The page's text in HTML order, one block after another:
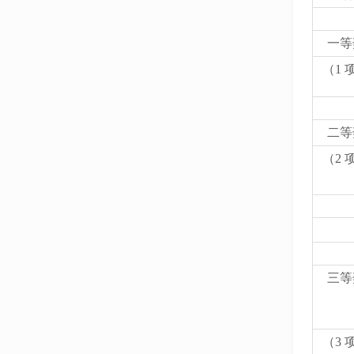
一
（1
二
（2
三
（3